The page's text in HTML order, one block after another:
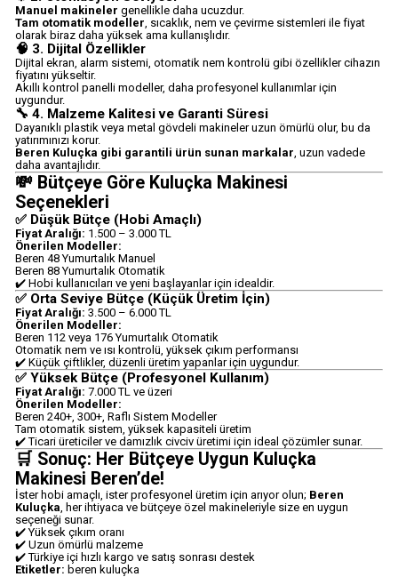
Manuel makineler genellikle daha ucuzdur.
Tam otomatik modeller, sıcaklık, nem ve çevirme sistemleri ile fiyat
olarak biraz daha yüksek ama kullanışlıdır.
🧠 3. Dijital Özellikler
Dijital ekran, alarm sistemi, otomatik nem kontrolü gibi özellikler cihazın
fiyatını yükseltir.
Akıllı kontrol panelli modeller, daha profesyonel kullanımlar için
uygundur.
🔧 4. Malzeme Kalitesi ve Garanti Süresi
Dayanıklı plastik veya metal gövdeli makineler uzun ömürlü olur, bu da
yatırımınızı korur.
Beren Kuluçka gibi garantili ürün sunan markalar, uzun vadede
daha avantajlıdır.
💸 Bütçeye Göre Kuluçka Makinesi
Seçenekleri
✅ Düşük Bütçe (Hobi Amaçlı)
Fiyat Aralığı: 1.500 – 3.000 TL
Önerilen Modeller:
Beren 48 Yumurtalık Manuel
Beren 88 Yumurtalık Otomatik
✔️ Hobi kullanıcıları ve yeni başlayanlar için idealdir.
✅ Orta Seviye Bütçe (Küçük Üretim İçin)
Fiyat Aralığı: 3.500 – 6.000 TL
Önerilen Modeller:
Beren 112 veya 176 Yumurtalık Otomatik
Otomatik nem ve ısı kontrolü, yüksek çıkım performansı
✔️ Küçük çiftlikler, düzenli üretim yapanlar için uygundur.
✅ Yüksek Bütçe (Profesyonel Kullanım)
Fiyat Aralığı: 7.000 TL ve üzeri
Önerilen Modeller:
Beren 240+, 300+, Raflı Sistem Modeller
Tam otomatik sistem, yüksek kapasiteli üretim
✔️ Ticari üreticiler ve damızlık civciv üretimi için ideal çözümler sunar.
🛒 Sonuç: Her Bütçeye Uygun Kuluçka
Makinesi Beren’de!
İster hobi amaçlı, ister profesyonel üretim için arıyor olun; Beren
Kuluçka, her ihtiyaca ve bütçeye özel makineleriyle size en uygun
seçeneği sunar.
✔️ Yüksek çıkım oranı
✔️ Uzun ömürlü malzeme
✔️ Türkiye içi hızlı kargo ve satış sonrası destek
Etiketler: beren kuluçka